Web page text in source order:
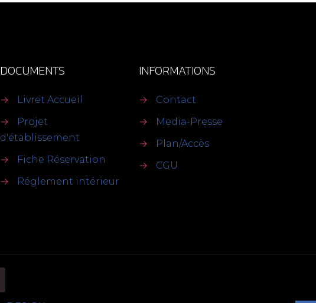
DOCUMENTS
→
Livret Accueil
→
Projet
d'établissement
→
Fiche Réservation
→
Réglement intérieur
INFORMATIONS
→
Contact
→
Media-Presse
→
Plan/Accès
→
CGU